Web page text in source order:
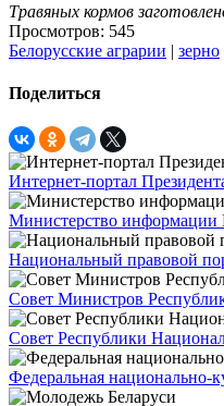
Травяных кормов
Просмотров: 545
Белорусские аграрии | зерно
Поделиться
Интернет-портал
Министерство информации
Национальный правовой
Совет Министров
Совет Республики
Федеральная национально-